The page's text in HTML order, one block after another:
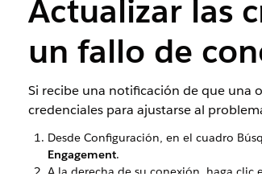
Actualizar las
un fallo de
Si recibe una notificación de que una
credenciales para ajustarse al
Desde Configuración, en el cuadro
Engagement.
A la derecha de su conexión, haga clic